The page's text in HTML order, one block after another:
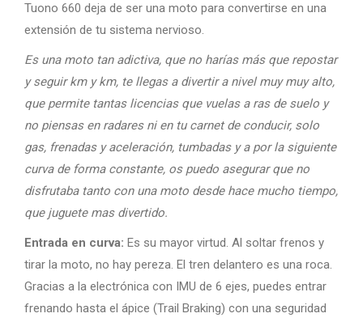
Tuono 660 deja de ser una moto para convertirse en una
extensión de tu sistema nervioso.
Es una moto tan adictiva, que no harías más que repostar
y seguir km y km, te llegas a divertir a nivel muy muy alto,
que permite tantas licencias que vuelas a ras de suelo y
no piensas en radares ni en tu carnet de conducir, solo
gas, frenadas y aceleración, tumbadas y a por la siguiente
curva de forma constante, os puedo asegurar que no
disfrutaba tanto con una moto desde hace mucho tiempo,
que juguete mas divertido.
Entrada en curva: Es su mayor virtud. Al soltar frenos y
tirar la moto, no hay pereza. El tren delantero es una roca.
Gracias a la electrónica con IMU de 6 ejes, puedes entrar
frenando hasta el ápice (Trail Braking) con una seguridad